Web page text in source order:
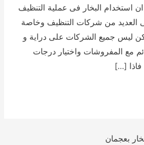
استخدام البخار فى عملية التنظيف
من شركات التنظيف وخاصة
ليس جميع الشركات على دراية و
مع المفروشات واختيار درجات
فاذا […]
بعجمان